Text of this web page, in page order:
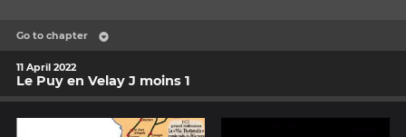
Go to chapter
11 April 2022
Le Puy en Velay J moins 1